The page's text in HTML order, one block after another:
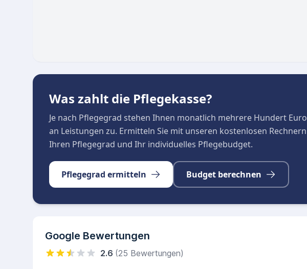
Was zahlt die Pflegekasse?
Je nach Pflegegrad stehen Ihnen monatlich mehrere Hundert Euro
an Leistungen zu. Ermitteln Sie mit unseren kostenlosen Rechnern
Ihren Pflegegrad und Ihr individuelles Pflegebudget.
Pflegegrad ermitteln Budget berechnen
Google Bewertungen
2.6 (25 Bewertungen)